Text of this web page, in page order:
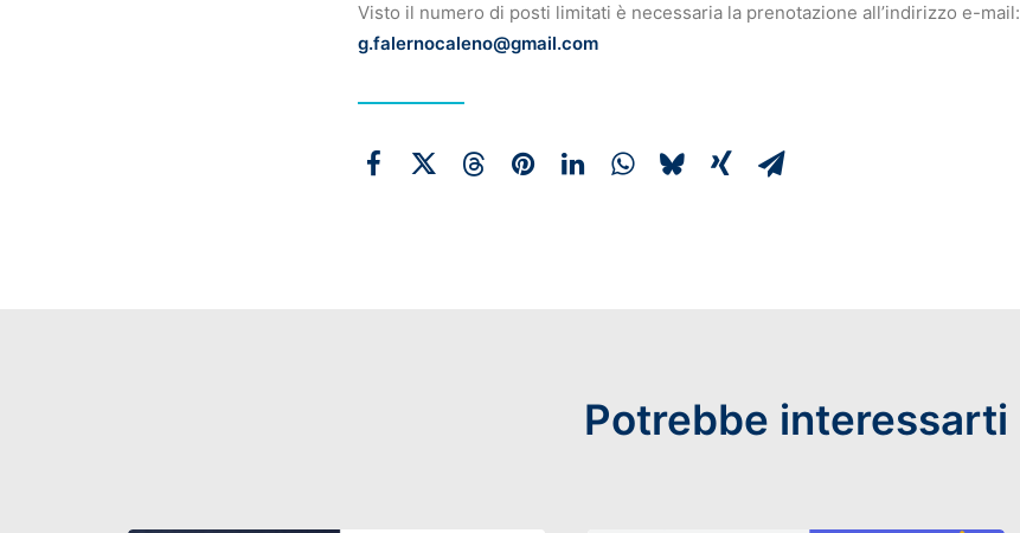
Visto il numero di posti limitati è necessaria la prenotazione all’indirizzo e-mail:
g.falernocaleno@gmail.com
Potrebbe interessarti